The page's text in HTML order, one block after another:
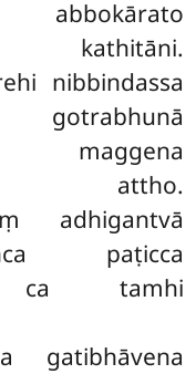
kathitāni.
nibbindassa
gotrabhunā
maggena
attho.
adhigantvā
paṭicca
ca tamhi
gatibhāvena